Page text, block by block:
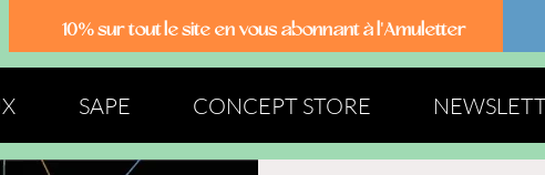
10% sur tout le site en vous abonnant à l'Amuletter
SAPE CONCEPT STORE